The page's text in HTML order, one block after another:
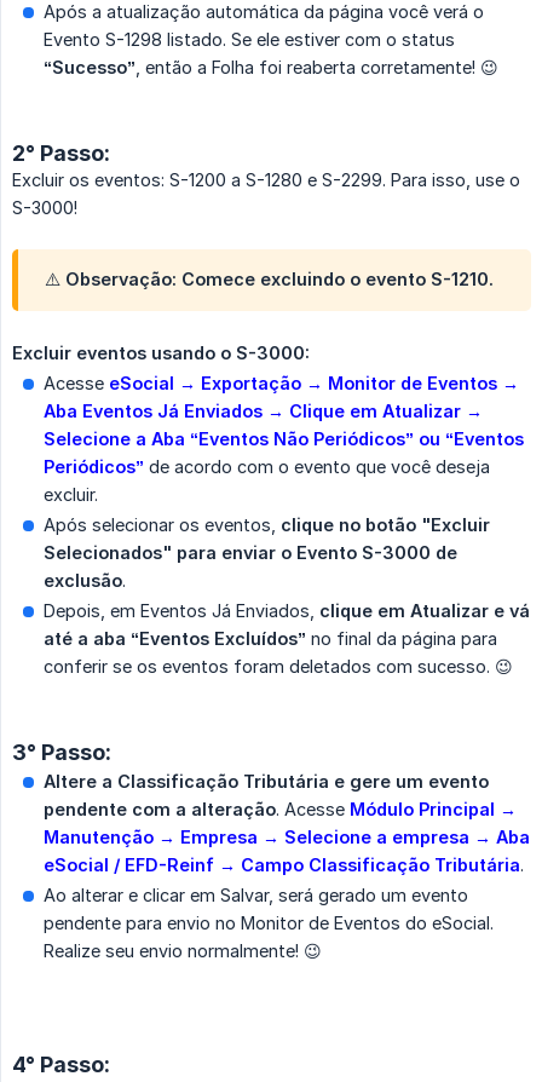
Após a atualização automática da página você verá o
Evento S-1298 listado. Se ele estiver com o status
“Sucesso” , então a Folha foi reaberta corretamente! 😉
2° Passo:
Excluir os eventos: S-1200 a S-1280 e S-2299. Para isso, use o
S-3000!
⚠️ Observação: Comece excluindo o evento S-1210.
Excluir eventos usando o S-3000:
Acesse eSocial → Exportação → Monitor de Eventos →
Aba Eventos Já Enviados → Clique em Atualizar →
Selecione a Aba “Eventos Não Periódicos” ou “Eventos
Periódicos” de acordo com o evento que você deseja
excluir.
Após selecionar os eventos, clique no botão "Excluir
Selecionados" para enviar o Evento S-3000 de
exclusão.
Depois, em Eventos Já Enviados, clique em Atualizar e vá
até a aba “Eventos Excluídos” no final da página para
conferir se os eventos foram deletados com sucesso. 😉
3° Passo:
Altere a Classificação Tributária e gere um evento
pendente com a alteração. Acesse Módulo Principal →
Manutenção → Empresa → Selecione a empresa → Aba
eSocial / EFD-Reinf → Campo Classificação Tributária.
Ao alterar e clicar em Salvar, será gerado um evento
pendente para envio no Monitor de Eventos do eSocial.
Realize seu envio normalmente! 😉
4° Passo: